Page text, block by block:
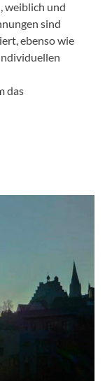
weiblich und
sind
ebenso wie
das